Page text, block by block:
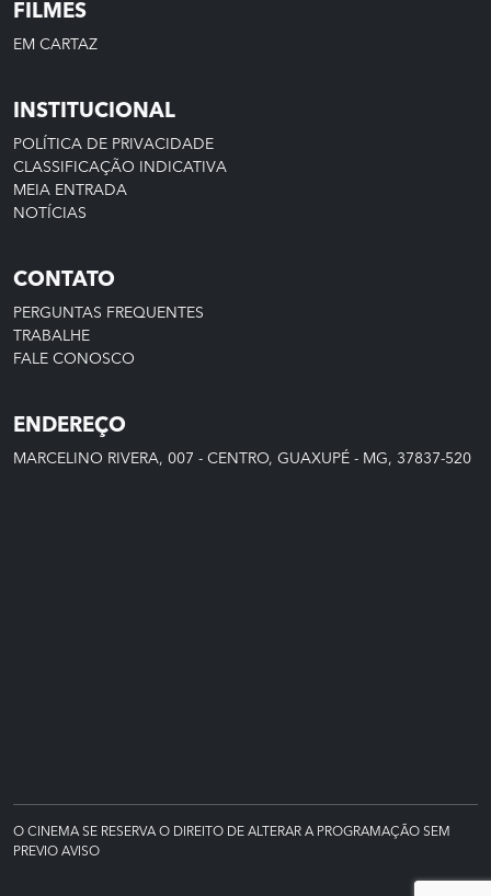
FILMES
EM CARTAZ
INSTITUCIONAL
POLÍTICA DE PRIVACIDADE
CLASSIFICAÇÃO INDICATIVA
MEIA ENTRADA
NOTÍCIAS
CONTATO
PERGUNTAS FREQUENTES
TRABALHE
FALE CONOSCO
ENDEREÇO
MARCELINO RIVERA, 007 - CENTRO, GUAXUPÉ - MG, 37837-520
O CINEMA SE RESERVA O DIREITO DE ALTERAR A PROGRAMAÇÃO SEM
PREVIO AVISO